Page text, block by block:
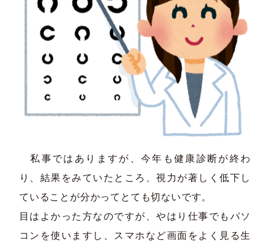
私事ではありますが、今年も健康診断が終わ
り、結果をみていたところ、視力が著しく低下し
ていることが分かってとても切ないです。
目はよかった方なのですが、やはり仕事でもパソ
コンを使いますし、スマホなど画面をよく見る生